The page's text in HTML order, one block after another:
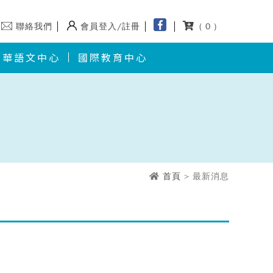
聯絡我們 會員登入/註冊 ( 0 )
華語文中心 國際教育中心
首頁 > 最新消息